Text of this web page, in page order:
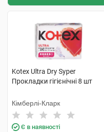
Kotex Ultra Dry Syper
Прокладки гігієнічні 8 шт
Кімберлі-Кларк
Є в наявності